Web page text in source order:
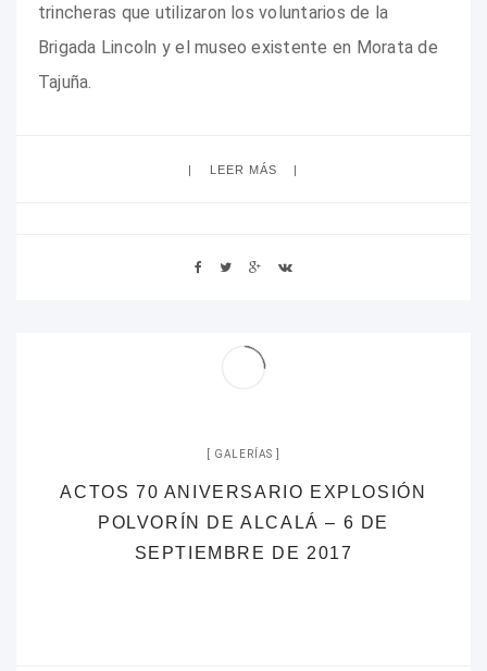
trincheras que utilizaron los voluntarios de la
Brigada Lincoln y el museo existente en Morata de
Tajuña.
LEER MÁS
GALERÍAS
ACTOS 70 ANIVERSARIO EXPLOSIÓN
POLVORÍN DE ALCALÁ – 6 DE
SEPTIEMBRE DE 2017